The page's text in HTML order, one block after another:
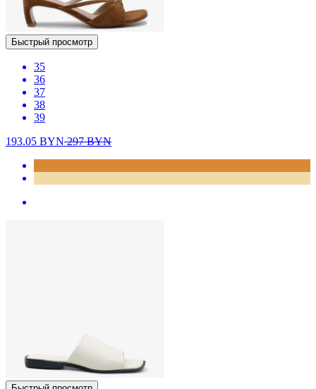
Быстрый просмотр
35
36
37
38
39
193.05 BYN297BYN